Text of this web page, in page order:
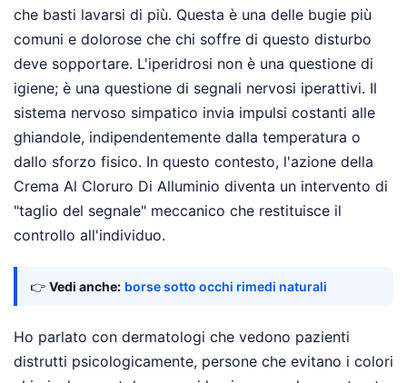
che basti lavarsi di più. Questa è una delle bugie più
comuni e dolorose che chi soffre di questo disturbo
deve sopportare. L'iperidrosi non è una questione di
igiene; è una questione di segnali nervosi iperattivi. Il
sistema nervoso simpatico invia impulsi costanti alle
ghiandole, indipendentemente dalla temperatura o
dallo sforzo fisico. In questo contesto, l'azione della
Crema Al Cloruro Di Alluminio diventa un intervento di
"taglio del segnale" meccanico che restituisce il
controllo all'individuo.
👉 Vedi anche: borse sotto occhi rimedi naturali
Ho parlato con dermatologi che vedono pazienti
distrutti psicologicamente, persone che evitano i colori